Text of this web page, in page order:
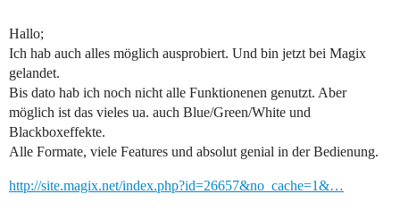
Hallo;
Ich hab auch alles möglich ausprobiert. Und bin jetzt bei Magix
gelandet.
Bis dato hab ich noch nicht alle Funktionenen genutzt. Aber
möglich ist das vieles ua. auch Blue/Green/White und
Blackboxeffekte.
Alle Formate, viele Features und absolut genial in der Bedienung.
http://site.magix.net/index.php?id=26657&no_cache=1&…